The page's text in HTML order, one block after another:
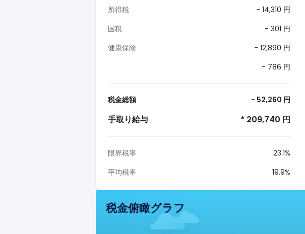
所得税
- 14,310 円
国税
- 301 円
健康保険
- 12,890 円
- 786 円
税金総額 - 52,260 円
手取り給与 * 209,740 円
限界税率
23.1%
平均税率
19.9%
税金俯瞰グラフ